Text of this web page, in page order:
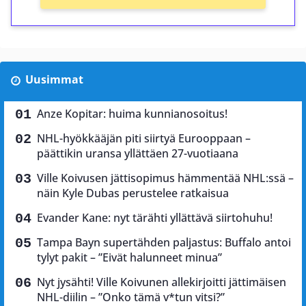
Uusimmat
Anze Kopitar: huima kunnianosoitus!
NHL-hyökkääjän piti siirtyä Eurooppaan –
päättikin uransa yllättäen 27-vuotiaana
Ville Koivusen jättisopimus hämmentää NHL:ssä –
näin Kyle Dubas perustelee ratkaisua
Evander Kane: nyt tärähti yllättävä siirtohuhu!
Tampa Bayn supertähden paljastus: Buffalo antoi
tylyt pakit – ”Eivät halunneet minua”
Nyt jysähti! Ville Koivunen allekirjoitti jättimäisen
NHL-diilin – ”Onko tämä v*tun vitsi?”